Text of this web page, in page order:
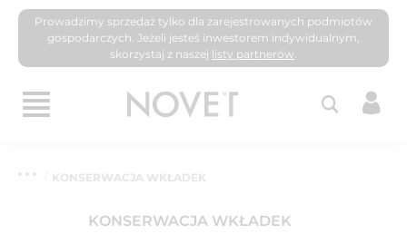
Prowadzimy sprzedaż tylko dla zarejestrowanych podmiotów
gospodarczych. Jeżeli jesteś inwestorem indywidualnym,
skorzystaj z naszej listy partnerów.
KONSERWACJA WKŁADEK
KONSERWACJA WKŁADEK